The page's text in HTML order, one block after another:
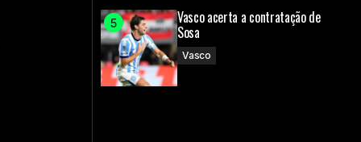
Vasco acerta a contratação de
Sosa
Vasco